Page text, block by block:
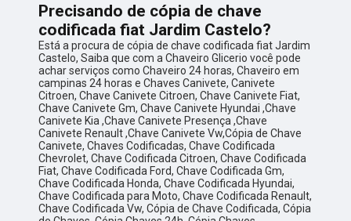
Precisando de cópia de chave
codificada fiat Jardim Castelo?
Está a procura de cópia de chave codificada fiat Jardim
Castelo, Saiba que com a Chaveiro Glicerio você pode
achar serviços como Chaveiro 24 horas, Chaveiro em
campinas 24 horas e Chaves Canivete, Canivete
Citroen, Chave Canivete Citroen, Chave Canivete Fiat,
Chave Canivete Gm, Chave Canivete Hyundai ,Chave
Canivete Kia ,Chave Canivete Presença ,Chave
Canivete Renault ,Chave Canivete Vw,Cópia de Chave
Canivete, Chaves Codificadas, Chave Codificada
Chevrolet, Chave Codificada Citroen, Chave Codificada
Fiat, Chave Codificada Ford, Chave Codificada Gm,
Chave Codificada Honda, Chave Codificada Hyundai,
Chave Codificada para Moto, Chave Codificada Renault,
Chave Codificada Vw, Cópia de Chave Codificada, Cópia